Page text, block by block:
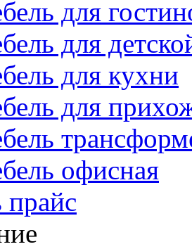
для
для
для кухни
для
офисная
прайс